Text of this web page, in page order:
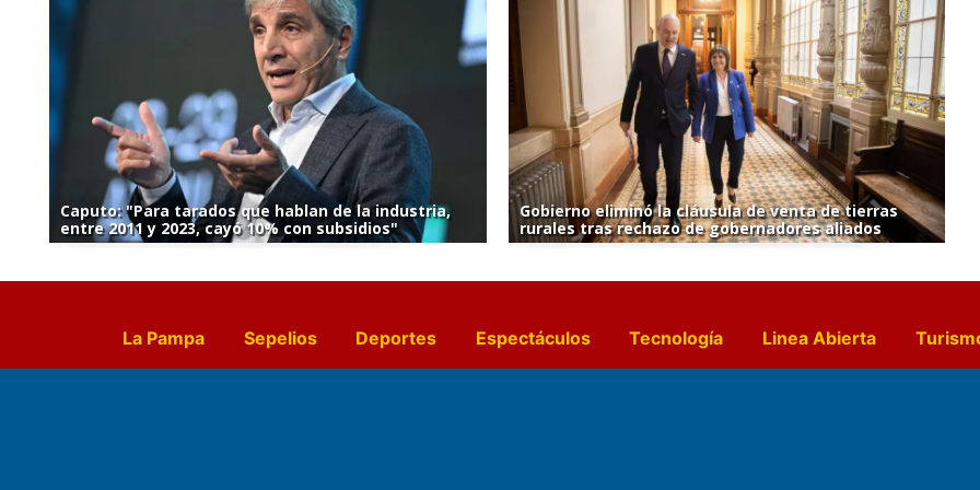
Caputo: "Para tarados que hablan de la industria,
entre 2011 y 2023, cayó 10% con subsidios"
Gobierno eliminó la cláusula de venta de tierras
rurales tras rechazo de gobernadores aliados
La Pampa Sepelios Deportes Espectáculos Tecnología Linea Abierta